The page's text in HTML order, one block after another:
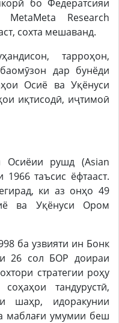
бо Федератсияи
Research
сохта мешаванд.
тарроҳон,
дар бунёди
Осиё ва Уқёнуси
иқтисодӣ, иҷтимоӣ
Осиёии рушд (Asian
таъсис ёфтааст.
ки аз онҳо 49
ва Уқёнуси Ором
ба узвияти ин Бонк
26 сол БОР доираи
стратегии роҳу
тандурустӣ,
шаҳр, идоракунии
маблағи умумии беш